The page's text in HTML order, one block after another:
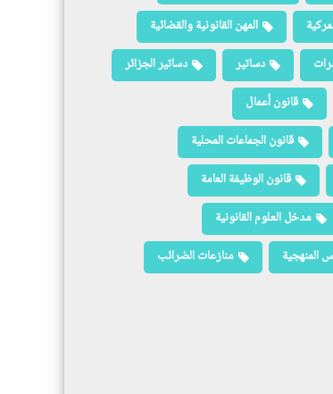
المهن القانونية والقضائية
دساتير
دساتير الجزائر
قانون أعمال
قانون الجماعات المحلية
قانون الوظيفة العامة
مدخل العلوم القانونية
المنهجية
منازعات الضرائب